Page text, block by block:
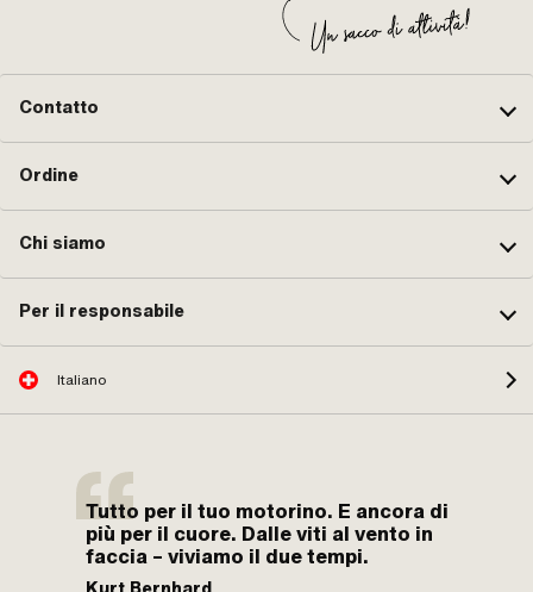
Contatto
Ordine
Chi siamo
Per il responsabile
Italiano
Tutto per il tuo motorino. E ancora di
più per il cuore. Dalle viti al vento in
faccia – viviamo il due tempi.